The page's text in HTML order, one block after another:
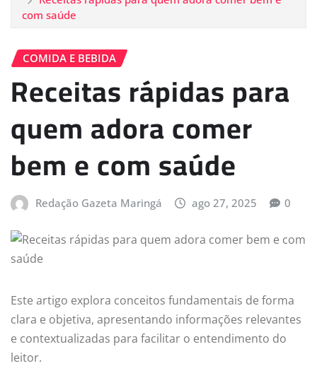
com saúde
COMIDA E BEBIDA
Receitas rápidas para
quem adora comer
bem e com saúde
Redação Gazeta Maringá ago 27, 2025 0
Este artigo explora conceitos fundamentais de forma
clara e objetiva, apresentando informações relevantes
e contextualizadas para facilitar o entendimento do
leitor.